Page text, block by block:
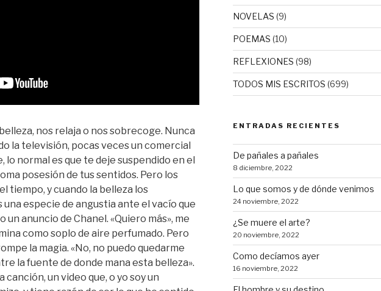
nos relaja o nos sobrecoge. Nunca
la televisión, pocas veces un comercial
lo normal es que te deje suspendido en el
posesión de tus sentidos. Pero los
tiempo, y cuando la belleza los
especie de angustia ante el vacío que
un anuncio de Chanel. «Quiero más», me
como soplo de aire perfumado. Pero
la magia. «No, no puedo quedarme
la fuente de donde mana esta belleza».
canción, un video que, o yo soy un
NOVELAS (9)
POEMAS (10)
REFLEXIONES (98)
TODOS MIS ESCRITOS (699)
ENTRADAS RECIENTES
De pañales a pañales
8 diciembre, 2022
Lo que somos y de dónde venimos
24 noviembre, 2022
¿Se muere el arte?
20 noviembre, 2022
Como decíamos ayer
16 noviembre, 2022